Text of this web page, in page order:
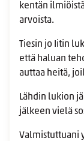
kentän
arvoista.
Tiesin jo Iitin
että haluan
auttaa heitä,
Lähdin lukion
jälkeen vielä
Valmistuttuani